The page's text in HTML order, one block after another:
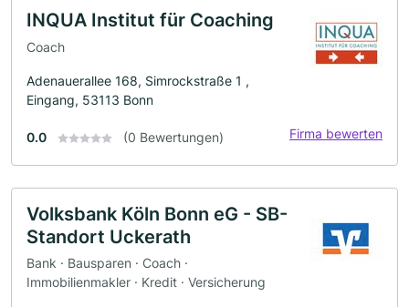
INQUA Institut für Coaching
Coach
Adenauerallee 168, Simrockstraße 1 ,
Eingang, 53113 Bonn
0.0 (0 Bewertungen) Firma bewerten
Volksbank Köln Bonn eG - SB-
Standort Uckerath
Bank · Bausparen · Coach ·
Immobilienmakler · Kredit · Versicherung